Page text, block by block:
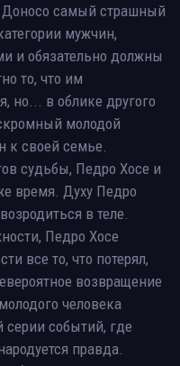
Доносо самый страшный
мужчин,
и обязательно должны
то, что им
но... в облике другого
молодой
к своей семье.
судьбы, Педро Хосе и
время. Духу Педро
в теле.
Педро Хосе
все то, что потерял,
возвращение
человека
серии событий, где
правда.